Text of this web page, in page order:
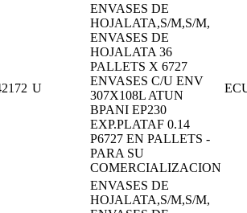
U
ENVASES DE
HOJALATA,S/M,S/M,
ENVASES DE
HOJALATA 36
PALLETS X 6727
ENVASES C/U ENV
307X108L ATUN
BPANI EP230
EXP.PLATAF 0.14
P6727 EN PALLETS -
PARA SU
COMERCIALIZACION
ENVASES DE
HOJALATA,S/M,S/M,